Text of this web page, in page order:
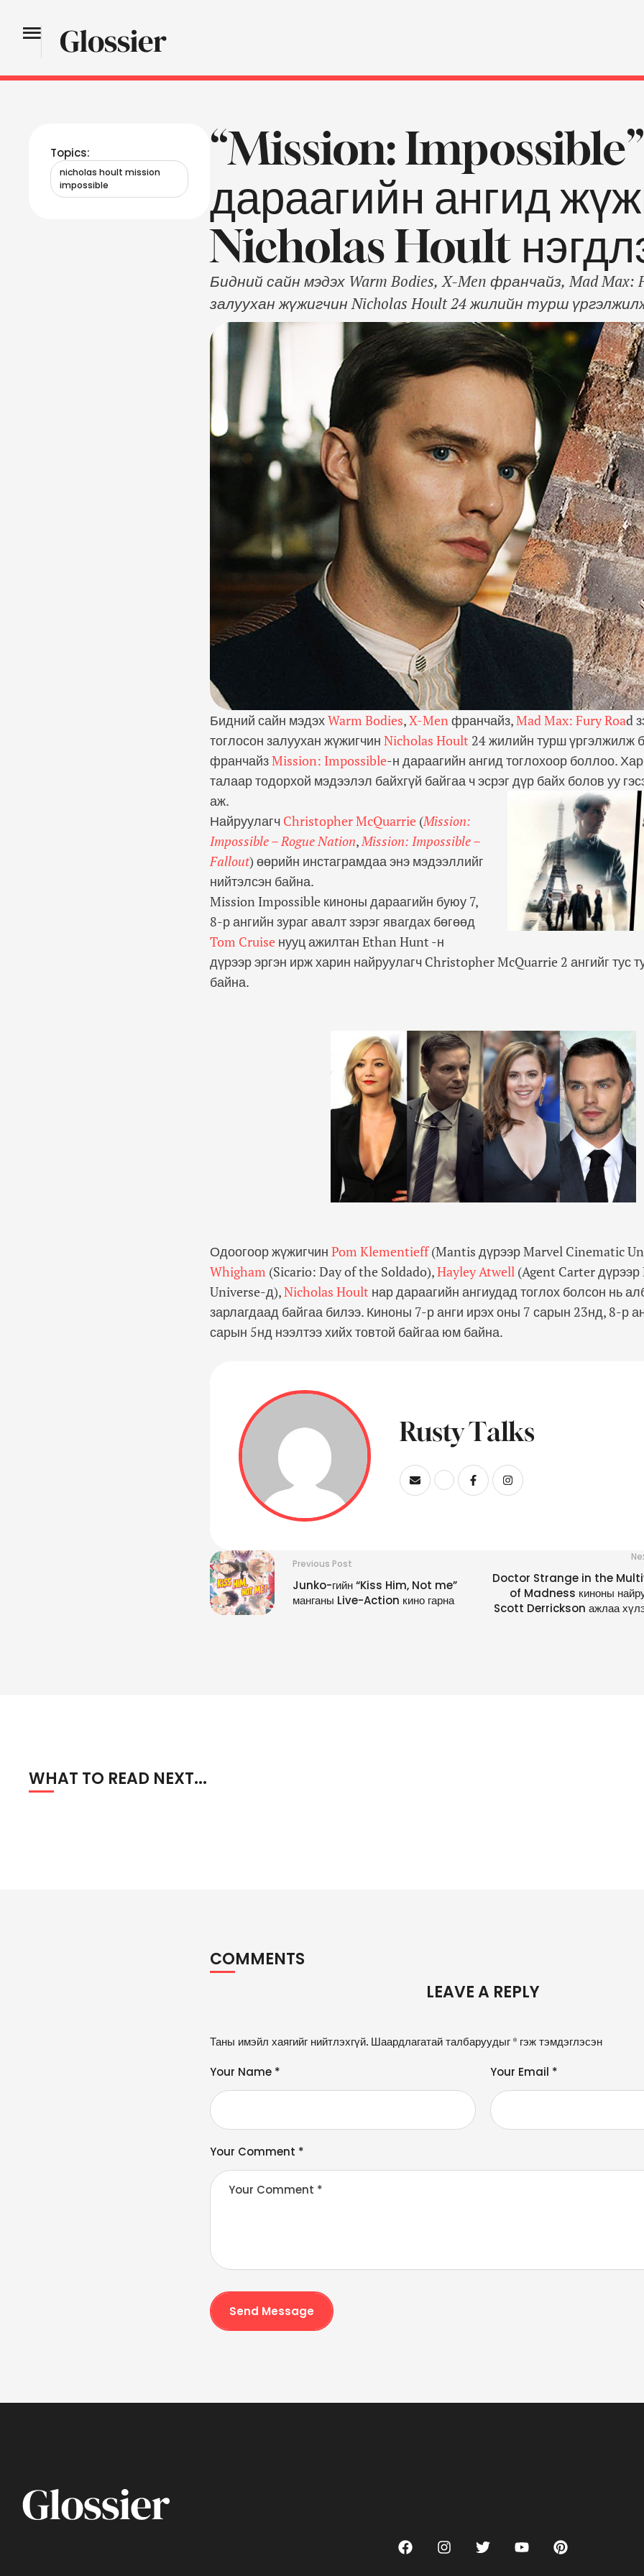
Topics:
nicholas hoult mission
impossible
“Mission:
дараагийн ангид
Nicholas Hoult
Бидний сайн мэдэх Warm Bodies, X-Men франчайз, Mad Max:
залуухан жүжигчин Nicholas Hoult 24 жилийн турш
Mission: Impossible-н дараагийн ангид тоглохоор боллоо.
тодорхой мэдээлэл байхгүй байгаа ч эсрэг дүр байх болов
Найруулагч Christopher McQuarrie (Mission: Impossible – …
Бидний сайн мэдэхWarm Bodies,X-Menфранчайз,Mad Max: Fury Road
тоглосон залуухан жүжигчинNicholas Hoult 24 жилийн турш үргэлжилж
франчайзMission: Impossible-н дараагийн ангид тоглохоор боллоо.
талаар тодорхой мэдээлэл байхгүй байгаа ч эсрэг дүр байх болов уу
аж.
Найруулагч Christopher McQuarrie (Mission:
Impossible – Rogue Nation,Mission: Impossible –
Fallout) өөрийн инстаграмдаа энэ мэдээллийг
нийтэлсэн байна.
Mission Impossible киноны дараагийн буюу 7,
8-р ангийн зураг авалт зэрэг явагдах бөгөөд
Tom Cruise нууц ажилтан Ethan Hunt -н
дүрээр эргэн ирж харин найруулагч Christopher McQuarrie 2 ангийг тус
байна.
Одоогоор жүжигчин Pom Klementieff(Mantis дүрээр Marvel Cinematic
Whigham (Sicario: Day of the Soldado),Hayley Atwell (Agent Carter
Universe-д),Nicholas Hoult нар дараагийн ангиудад тоглох болсон нь
зарлагдаад байгаа билээ. Киноны 7-р анги ирэх оны 7 сарын 23нд, 8-р
сарын 5нд нээлтээ хийх товтой байгаа юм байна.
Rusty Talks
Previous Post
Junko-гийн “Kiss Him, Not me”
манганы Live-Action кино гарна
Doctor Strange in the
of Madness киноны
Scott Derrickson ажлаа
WHAT TO READ NEXT...
COMMENTS
LEAVE A REPLY
Таны имэйл хаягийг нийтлэхгүй. Шаардлагатай талбаруудыг * гэж тэмдэглэсэн
Your Comment *
Your Name * Your Email *
Send Message
A
e
n
a
v